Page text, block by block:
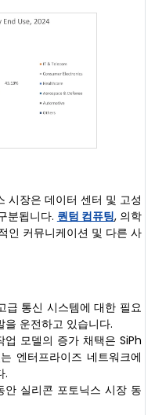
시장은 데이터 센터 및 고성
분됩니다. 퀀텀 컴퓨팅, 의학
인 커뮤니케이션 및 다른 사
급 통신 시스템에 대한 필요
운전하고 있습니다.
모델의 증가 채택은 SiPh
엔터프라이즈 네트워크에
.
실리콘 포토닉스 시장 동